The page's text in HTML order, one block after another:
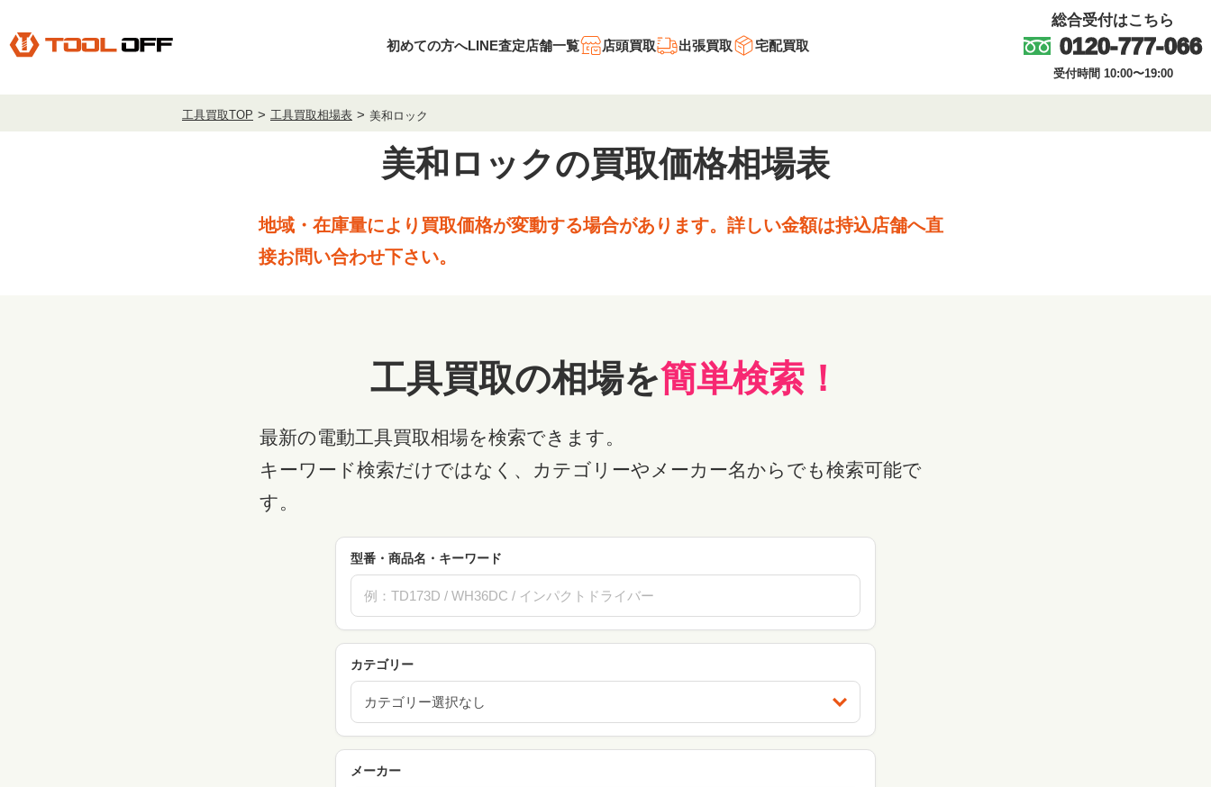
初めての方へLINE査定店舗一覧 店頭買取 出張買取 宅配買取
総合受付はこちら
0120-777-066
受付時間 10:00〜19:00
工具買取TOP 工具買取相場表 美和ロック
美和ロックの買取価格相場表
地域・在庫量により買取価格が変動する場合があります。 詳しい金額は持込店舗へ直
接お問い合わせ下さい。
工具買取の相場を簡単検索！
最新の電動工具買取相場を検索できます。
キーワード検索だけではなく、カテゴリーやメーカー名からでも検索可能で
す。
型番・商品名・キーワード
カテゴリー
カテゴリー選択なし
メーカー